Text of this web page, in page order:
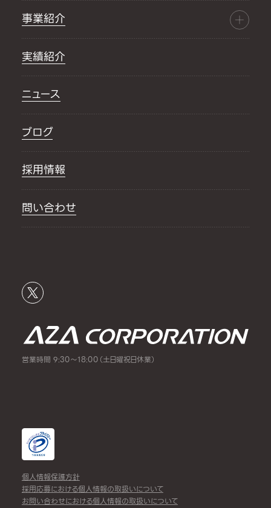
事業紹介
実績紹介
ニュース
ブログ
採用情報
問い合わせ
営業時間 9:30～18:00（土日曜祝日休業）
個人情報保護方針
採用応募における個人情報の取扱いについて
お問い合わせにおける個人情報の取扱いについて